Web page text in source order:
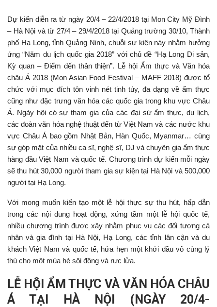
Dự kiến diễn ra từ ngày 20/4 – 22/4/2018 tại Mon City Mỹ Đình
– Hà Nội và từ 27/4 – 29/4/2018 tại Quảng trường 30/10, Thành
phố Hạ Long, tỉnh Quảng Ninh, chuỗi sự kiện này nhằm hưởng
ứng “Năm du lịch quốc gia 2018” với chủ đề “Hạ Long Di sản,
Kỳ quan – Điểm đến thân thiện”. Lễ hội Ẩm thực và Văn hóa
châu Á 2018 (Mon Asian Food Festival – MAFF 2018) được tổ
chức với mục đích tôn vinh nét tinh túy, đa dạng về ẩm thực
cũng như đặc trưng văn hóa các quốc gia trong khu vực Châu
Á. Ngày hội có sự tham gia của các đại sứ ẩm thực, du lịch,
các đoàn văn hóa nghệ thuật đến từ Việt Nam và các nước khu
vực Châu Á bao gồm Nhật Bản, Hàn Quốc, Myanmar… cùng
sự góp mặt của nhiều ca sĩ, nghệ sĩ, DJ và chuyên gia ẩm thực
hàng đầu Việt Nam và quốc tế. Chương trình dự kiến mỗi ngày
sẽ thu hút 30,000 người tham gia sự kiện tại Hà Nội và 500,000
người tại Hạ Long.
Với mong muốn kiến tạo một lễ hội thực sự thu hút, hấp dẫn
trong các nội dung hoạt động, xứng tầm một lễ hội quốc tế,
nhiều chương trình được xây nhằm phục vụ các đối tượng cá
nhân và gia đình tại Hà Nội, Hạ Long, các tỉnh lân cận và du
khách Việt Nam và quốc tế, hứa hẹn một khởi đầu vô cùng lý
thú cho một mùa hè sôi động và rực lửa.
LỄ HỘI ẨM THỰC VÀ VĂN HÓA CHÂU
Á TẠI HÀ NỘI (NGÀY 20/4-